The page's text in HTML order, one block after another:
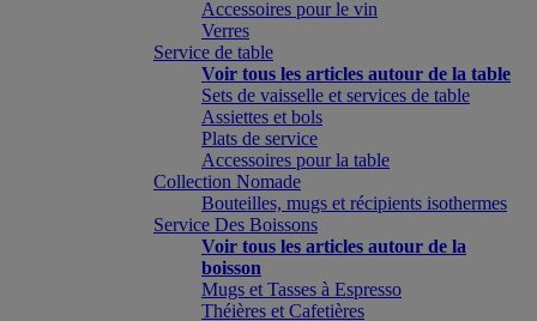
Accessoires pour le vin
Verres
Service de table
Voir tous les articles autour de la table
Sets de vaisselle et services de table
Assiettes et bols
Plats de service
Accessoires pour la table
Collection Nomade
Bouteilles, mugs et récipients isothermes
Service Des Boissons
Voir tous les articles autour de la
boisson
Mugs et Tasses à Espresso
Théières et Cafetières